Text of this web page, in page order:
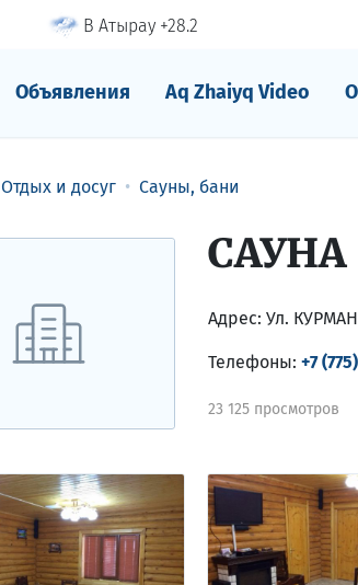
В Атырау +28.2
Объявления Aq Zhaiyq Video
Отдых и досуг Сауны, бани
Адрес: Ул.
Телефоны: +7
23 125 просмотров